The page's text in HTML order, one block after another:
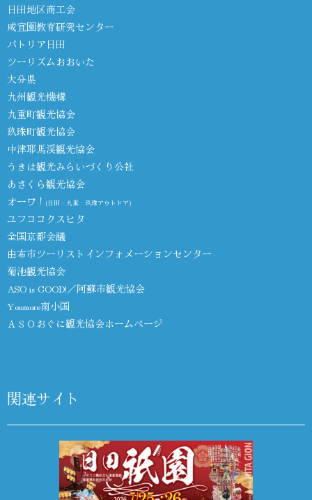
日田地区商工会
咸宜園教育研究センター
パトリア日田
ツーリズムおおいた
大分県
九州観光機構
九重町観光協会
玖珠町観光協会
中津耶馬渓観光協会
うきは観光みらいづくり公社
あさくら観光協会
オーワ！ (日田・九重・玖珠アウトドア)
ユフココクスヒタ
全国京都会議
由布市ツーリストインフォメーションセンター
菊池観光協会
ASO is GOOD!／阿蘇市観光協会
Youmore南小国
ＡＳＯおぐに観光協会ホームページ
関連サイト